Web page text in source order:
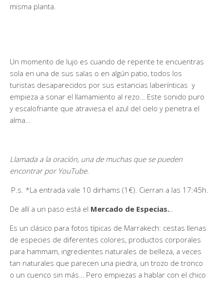
misma planta.
Un momento de lujo es cuando de repente te encuentras
sola en una de sus salas o en algún patio, todos los
turistas desaparecidos por sus estancias laberínticas y
empieza a sonar el llamamiento al rezo… Este sonido puro
y escalofriante que atraviesa el azul del cielo y penetra el
alma…
Llamada a la oración, una de muchas que se pueden
encontrar por YouTube.
P.s. *La entrada vale 10 dirhams (1€). Cierran a las 17:45h.
De allí a un paso está el Mercado de Especias...
Es un clásico para fotos típicas de Marrakech: cestas llenas
de especies de diferentes colores, productos corporales
para hammam, ingredientes naturales de belleza, a veces
tan naturales que parecen una piedra, un trozo de tronco
o un cuenco sin más… Pero empiezas a hablar con el chico